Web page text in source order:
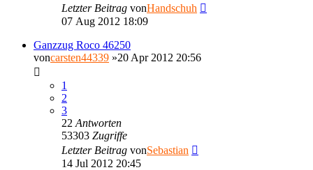
Letzter Beitrag vonHandschuh
07 Aug 2012 18:09
Ganzzug Roco 46250
voncarsten44339 »20 Apr 2012 20:56
1
2
3
22 Antworten
53303 Zugriffe
Letzter Beitrag vonSebastian
14 Jul 2012 20:45